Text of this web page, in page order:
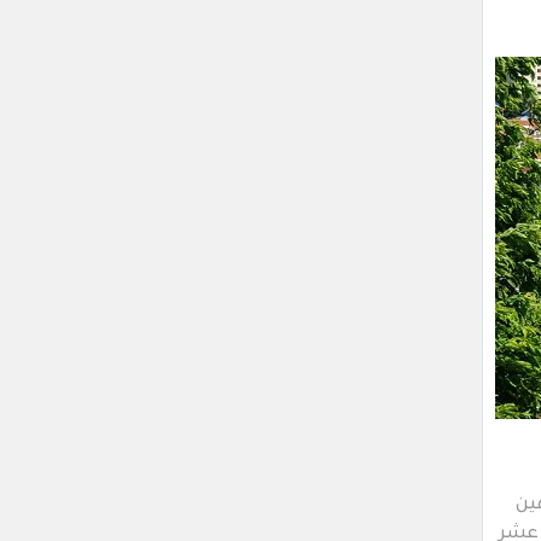
أن كان يقدر السكان في عام 2008 أي قبل عشر